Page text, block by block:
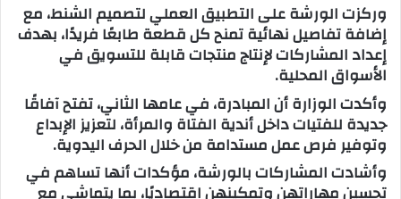
وركزت الورشة على التطبيق العملي لتصميم الشنط، مع
إضافة تفاصيل نهائية تمنح كل قطعة طابعًا فريدًا، بهدف
إعداد المشاركات لإنتاج منتجات قابلة للتسويق في
الأسواق المحلية.
وأكدت الوزارة أن المبادرة، في عامها الثاني، تفتح آفاقًا
جديدة للفتيات داخل أندية الفتاة والمرأة، لتعزيز الإبداع
وتوفير فرص عمل مستدامة من خلال الحرف اليدوية.
وأشادت المشاركات بالورشة، مؤكدات أنها تساهم في
تحسين مهاراتهن وتمكينهن اقتصاديًا، بما يتماشى مع